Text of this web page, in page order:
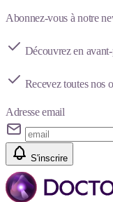
Abonnez-vous à notre
Découvrez en
Recevez toutes nos
Adresse email
S'inscrire